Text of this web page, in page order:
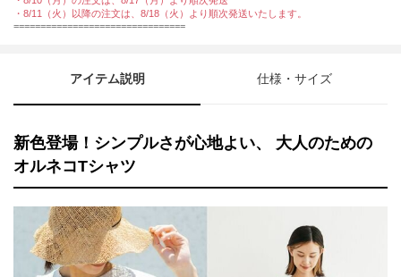
・8/11（火）以降の注文は、8/18（火）より順次発送いたします。
================================
アイテム説明 仕様・サイズ
新色登場！シンプルさが心地よい、 大人のための
オルネコTシャツ